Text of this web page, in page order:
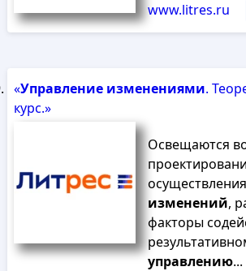
www.litres.ru
«Управление изменениями.
курс.»
Освещаются
изменений,
факторы
управлению...